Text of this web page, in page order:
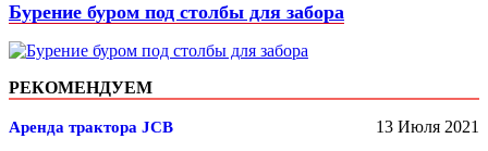
Бурение буром под столбы для забора
РЕКОМЕНДУЕМ
Аренда трактора JCB 13 Июля 2021